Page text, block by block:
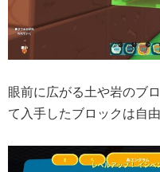
眼前に広がる土や岩のブ
て入手したブロックは自